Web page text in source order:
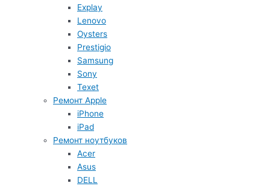
Explay
Lenovo
Oysters
Prestigio
Samsung
Sony
Texet
Ремонт Apple
iPhone
iPad
Ремонт ноутбуков
Acer
Asus
DELL